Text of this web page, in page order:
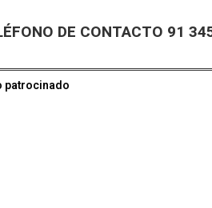
DE CONTACTO 91
patrocinado